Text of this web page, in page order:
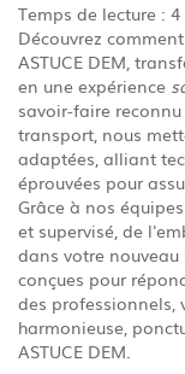
Temps de lecture :
Découvrez comment
ASTUCE DEM,
en une expérience
savoir-faire
transport, nous
adaptées, alliant
éprouvées pour
Grâce à nos
et supervisé, de
dans votre
conçues pour
des professionnels,
harmonieuse,
ASTUCE DEM.